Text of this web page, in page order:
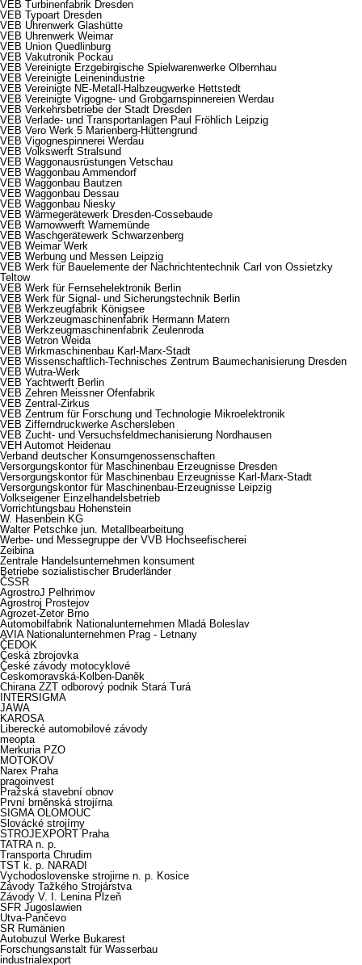
VEB Turbinenfabrik Dresden
VEB Typoart Dresden
VEB Uhrenwerk Glashütte
VEB Uhrenwerk Weimar
VEB Union Quedlinburg
VEB Vakutronik Pockau
VEB Vereinigte Erzgebirgische Spielwarenwerke Olbernhau
VEB Vereinigte Leinenindustrie
VEB Vereinigte NE-Metall-Halbzeugwerke Hettstedt
VEB Vereinigte Vigogne- und Grobgarnspinnereien Werdau
VEB Verkehrsbetriebe der Stadt Dresden
VEB Verlade- und Transportanlagen Paul Fröhlich Leipzig
VEB Vero Werk 5 Marienberg-Hüttengrund
VEB Vigognespinnerei Werdau
VEB Volkswerft Stralsund
VEB Waggonausrüstungen Vetschau
VEB Waggonbau Ammendorf
VEB Waggonbau Bautzen
VEB Waggonbau Dessau
VEB Waggonbau Niesky
VEB Wärmegerätewerk Dresden-Cossebaude
VEB Warnowwerft Warnemünde
VEB Waschgerätewerk Schwarzenberg
VEB Weimar Werk
VEB Werbung und Messen Leipzig
VEB Werk für Bauelemente der Nachrichtentechnik Carl von Ossietzky
Teltow
VEB Werk für Fernsehelektronik Berlin
VEB Werk für Signal- und Sicherungstechnik Berlin
VEB Werkzeugfabrik Königsee
VEB Werkzeugmaschinenfabrik Hermann Matern
VEB Werkzeugmaschinenfabrik Zeulenroda
VEB Wetron Weida
VEB Wirkmaschinenbau Karl-Marx-Stadt
VEB Wissenschaftlich-Technisches Zentrum Baumechanisierung Dresden
VEB Wutra-Werk
VEB Yachtwerft Berlin
VEB Zehren Meissner Ofenfabrik
VEB Zentral-Zirkus
VEB Zentrum für Forschung und Technologie Mikroelektronik
VEB Zifferndruckwerke Aschersleben
VEB Zucht- und Versuchsfeldmechanisierung Nordhausen
VEH Automot Heidenau
Verband deutscher Konsumgenossenschaften
Versorgungskontor für Maschinenbau Erzeugnisse Dresden
Versorgungskontor für Maschinenbau Erzeugnisse Karl-Marx-Stadt
Versorgungskontor für Maschinenbau-Erzeugnisse Leipzig
Volkseigener Einzelhandelsbetrieb
Vorrichtungsbau Hohenstein
W. Hasenbein KG
Walter Petschke jun. Metallbearbeitung
Werbe- und Messegruppe der VVB Hochseefischerei
Zeibina
Zentrale Handelsunternehmen konsument
Betriebe sozialistischer Bruderländer
ČSSR
AgrostroJ Pelhrimov
Agrostroj Prostejov
Agrozet-Zetor Brno
Automobilfabrik Nationalunternehmen Mladá Boleslav
AVIA Nationalunternehmen Prag - Letnany
ČEDOK
Česká zbrojovka
České závody motocyklové
Českomoravská-Kolben-Daněk
Chirana ZZT odborový podnik Stará Turá
INTERSIGMA
JAWA
KAROSA
Liberecké automobilové závody
meopta
Merkuria PZO
MOTOKOV
Narex Praha
pragoinvest
Pražská stavební obnov
První brněnská strojírna
SIGMA OLOMOUC
Slovácké strojírny
STROJEXPORT Praha
TATRA n. p.
Transporta Chrudim
TST k. p. NARADI
Vychodoslovenske strojirne n. p. Kosice
Závody Tažkého Strojárstva
Závody V. I. Lenina Plzeň
SFR Jugoslawien
Utva-Pančevo
SR Rumänien
Autobuzul Werke Bukarest
Forschungsanstalt für Wasserbau
industrialexport